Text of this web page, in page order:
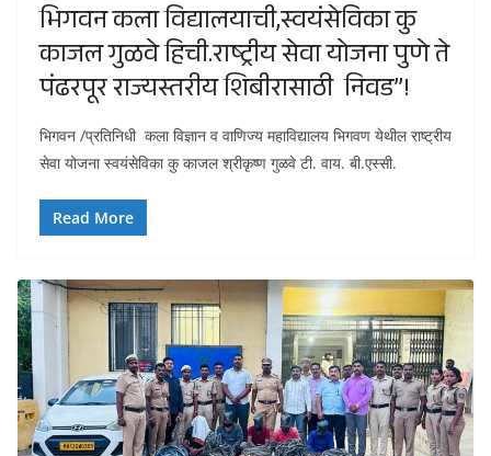
भिगवन कला विद्यालयाची,स्वयंसेविका कु
काजल गुळवे हिची.राष्ट्रीय सेवा योजना पुणे ते
पंढरपूर राज्यस्तरीय शिबीरासाठी निवड”!
भिगवन /प्रतिनिधी कला विज्ञान व वाणिज्य महाविद्यालय भिगवण येथील राष्ट्रीय
सेवा योजना स्वयंसेविका कु काजल श्रीकृष्ण गुळवे टी. वाय. बी.एस्सी.
Read More